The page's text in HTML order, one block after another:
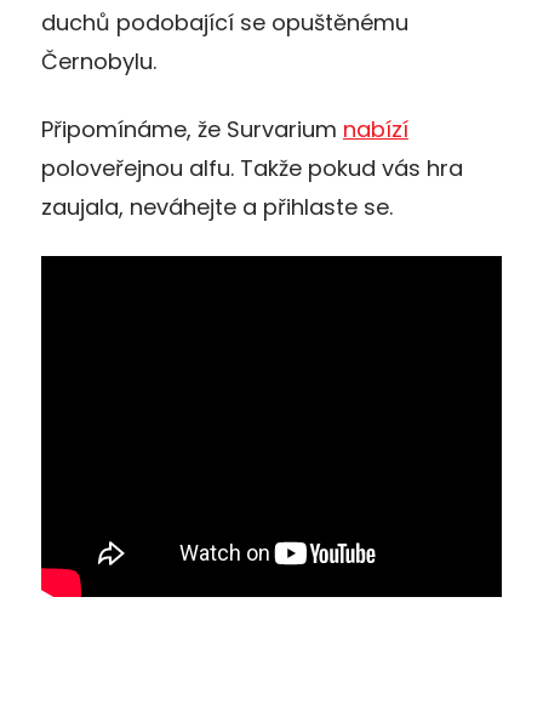
duchů podobající se opuštěnému
Černobylu.
Připomínáme, že Survarium nabízí
poloveřejnou alfu. Takže pokud vás hra
zaujala, neváhejte a přihlaste se.